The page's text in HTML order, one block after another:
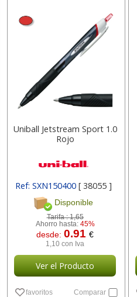
Uniball Jetstream Sport 1.0
Rojo
Ref: SXN150400 [ 38055 ]
Disponible
Tarifa :1,65
Ahorro hasta: 45%
desde:0.91€
1,10 con Iva
Ver el Producto
favoritos Comparar